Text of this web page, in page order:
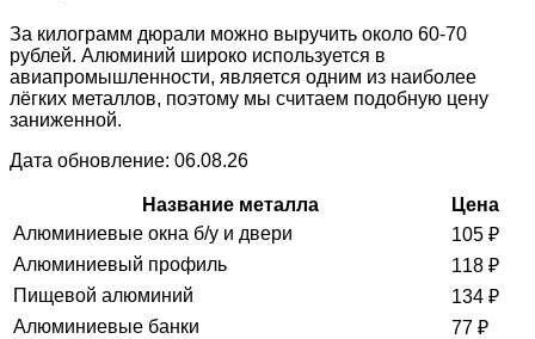
За килограмм дюрали можно выручить около 60-70
рублей. Алюминий широко используется в
авиапромышленности, является одним из наиболее
лёгких металлов, поэтому мы считаем подобную цену
заниженной.
Дата обновление: 06.08.26
Название металла
Цена
Алюминиевые окна б/у и двери
105 ₽
Алюминиевый профиль
118 ₽
Пищевой алюминий
134 ₽
Алюминиевые банки
77 ₽